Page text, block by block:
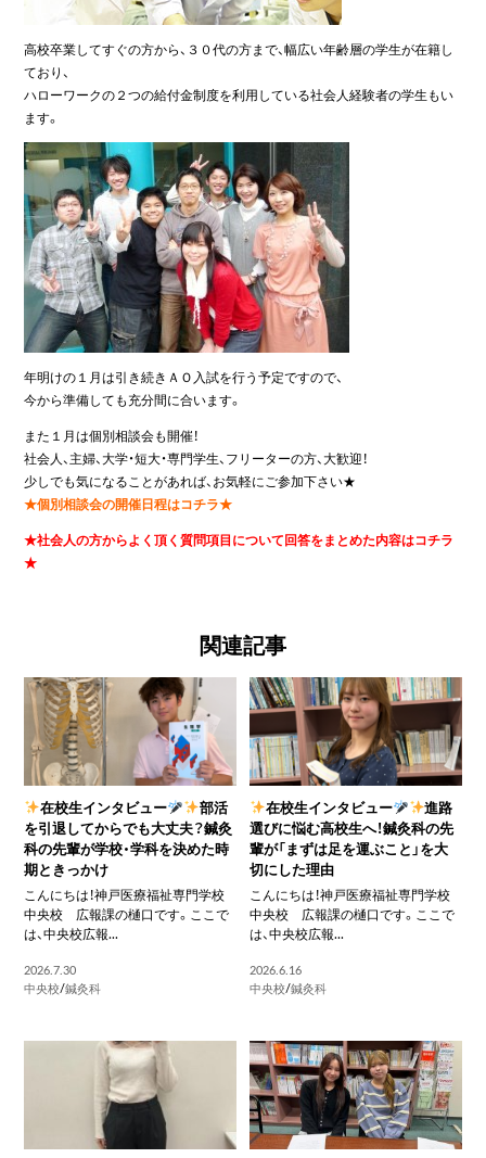
高校卒業してすぐの方から、３０代の方まで、幅広い年齢層の学生が在籍し
ており、
ハローワークの２つの給付金制度を利用している社会人経験者の学生もい
ます。
年明けの１月は引き続きＡＯ入試を行う予定ですので、
今から準備しても充分間に合います。
また１月は個別相談会も開催！
社会人、主婦、大学・短大・専門学生、フリーターの方、大歓迎！
少しでも気になることがあれば、お気軽にご参加下さい★
★個別相談会の開催日程はコチラ★
★社会人の方からよく頂く質問項目について回答をまとめた内容はコチラ
★
関連記事
在校生インタビュー
部活
を引退してからでも大丈夫？鍼灸
科の先輩が学校・学科を決めた時
期ときっかけ
こんにちは！神戸医療福祉専門学校
中央校 広報課の樋口です。ここで
は、中央校広報...
2026.7.30
中央校/鍼灸科
在校生インタビュー
進路
選びに悩む高校生へ！鍼灸科の先
輩が「まずは足を運ぶこと」を大
切にした理由
こんにちは！神戸医療福祉専門学校
中央校 広報課の樋口です。ここで
は、中央校広報...
2026.6.16
中央校/鍼灸科